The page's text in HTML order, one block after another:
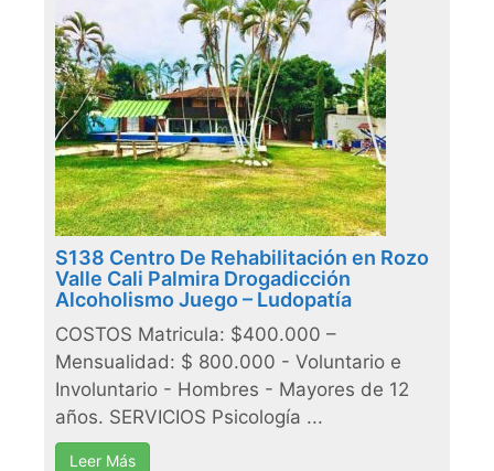
S138 Centro De Rehabilitación en Rozo
Valle Cali Palmira Drogadicción
Alcoholismo Juego – Ludopatía
COSTOS Matricula: $400.000 –
Mensualidad: $ 800.000 - Voluntario e
Involuntario - Hombres - Mayores de 12
años. SERVICIOS Psicología ...
Leer Más